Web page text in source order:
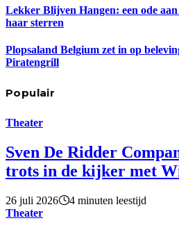
Lekker Blijven Hangen: een ode
haar sterren
Plopsaland Belgium zet in op
Piratengrill
Populair
Theater
Sven De Ridder
trots in de kijker met
26 juli 2026
4 minuten leestijd
Theater